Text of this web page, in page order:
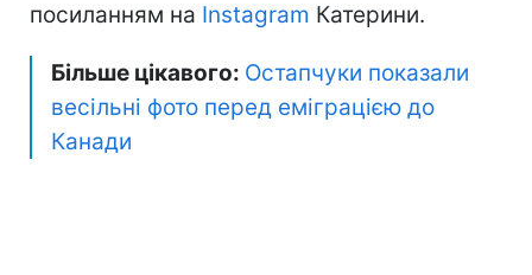
посиланням на Instagram Катерини.
Більше цікавого: Остапчуки показали
весільні фото перед еміграцією до
Канади